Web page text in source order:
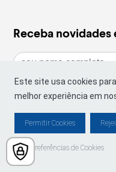
Este site usa cookies
melhor experiência em
Permitir Cookies
Preferências de Cookies
Receba novidades